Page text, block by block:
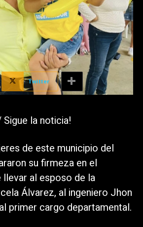
Twitter
Sigue la noticia!
de este municipio del
su firmeza en el
al esposo de la
Álvarez, al ingeniero Jhon
primer cargo departamental.